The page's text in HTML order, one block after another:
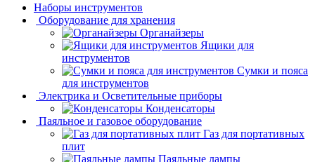
Наборы инструментов
Оборудование для хранения
Органайзеры
Ящики для
инструментов
Сумки и пояса
для инструментов
Электрика и Осветительные приборы
Конденсаторы
Паяльное и газовое оборудование
Газ для портативных
плит
Паяльные лампы